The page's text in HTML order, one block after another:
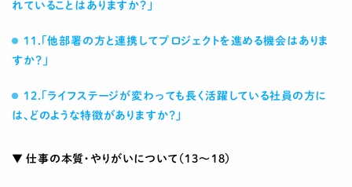
れていることはありますか？」
11.「他部署の方と連携してプロジェクトを進める機会はありま
すか？」
12.「ライフステージが変わっても長く活躍している社員の方に
は、どのような特徴がありますか？」
▼ 仕事の本質・やりがいについて（13〜18）